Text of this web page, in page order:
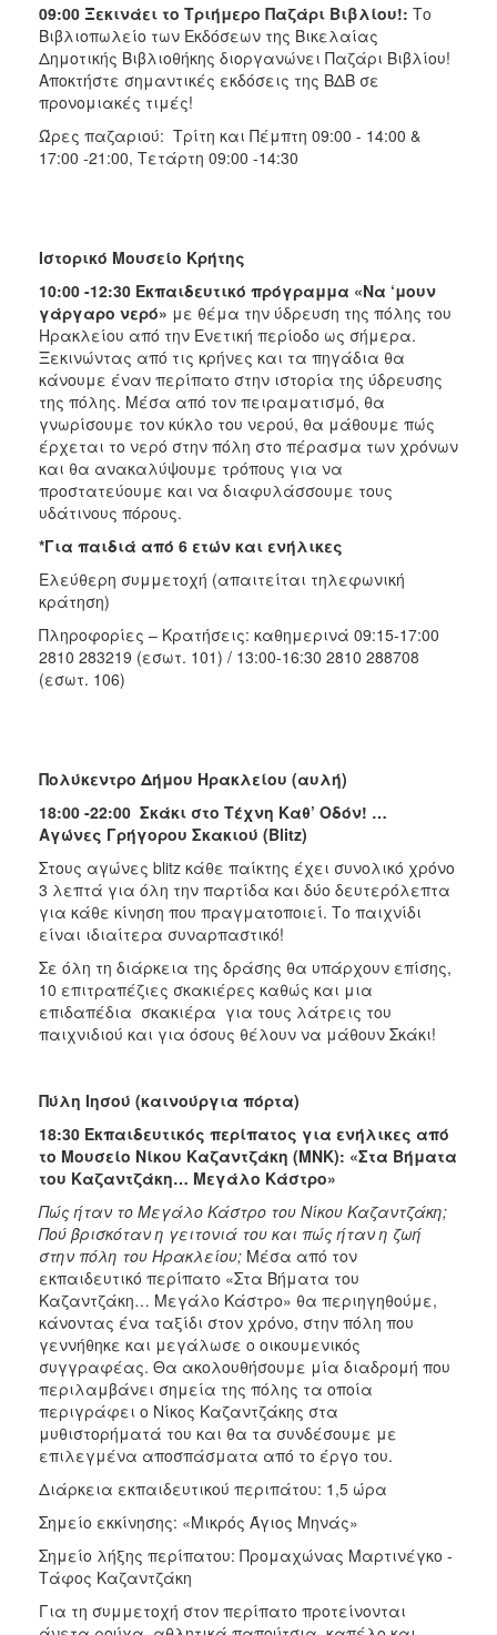
09:00 Ξεκινάει το Τριήμερο Παζάρι Βιβλίου!: Το
Βιβλιοπωλείο των Εκδόσεων της Βικελαίας
Δημοτικής Βιβλιοθήκης διοργανώνει Παζάρι Βιβλίου!
Αποκτήστε σημαντικές εκδόσεις της ΒΔΒ σε
προνομιακές τιμές!
Ώρες παζαριού: Τρίτη και Πέμπτη 09:00 - 14:00 &
17:00 -21:00, Τετάρτη 09:00 -14:30
Ιστορικό Μουσείο Κρήτης
10:00 -12:30 Εκπαιδευτικό πρόγραμμα «Να ‘μουν
γάργαρο νερό» με θέμα την ύδρευση της πόλης του
Ηρακλείου από την Ενετική περίοδο ως σήμερα.
Ξεκινώντας από τις κρήνες και τα πηγάδια θα
κάνουμε έναν περίπατο στην ιστορία της ύδρευσης
της πόλης. Μέσα από τον πειραματισμό, θα
γνωρίσουμε τον κύκλο του νερού, θα μάθουμε πώς
έρχεται το νερό στην πόλη στο πέρασμα των χρόνων
και θα ανακαλύψουμε τρόπους για να
προστατεύουμε και να διαφυλάσσουμε τους
υδάτινους πόρους.
*Για παιδιά από 6 ετών και ενήλικες
Ελεύθερη συμμετοχή (απαιτείται τηλεφωνική
κράτηση)
Πληροφορίες – Κρατήσεις: καθημερινά 09:15-17:00
2810 283219 (εσωτ. 101) / 13:00-16:30 2810 288708
(εσωτ. 106)
Πολύκεντρο Δήμου Ηρακλείου (αυλή)
18:00 -22:00 Σκάκι στο Τέχνη Καθ’ Οδόν! …
Αγώνες Γρήγορου Σκακιού (Blitz)
Στους αγώνες blitz κάθε παίκτης έχει συνολικό χρόνο
3 λεπτά για όλη την παρτίδα και δύο δευτερόλεπτα
για κάθε κίνηση που πραγματοποιεί. Το παιχνίδι
είναι ιδιαίτερα συναρπαστικό!
Σε όλη τη διάρκεια της δράσης θα υπάρχουν επίσης,
10 επιτραπέζιες σκακιέρες καθώς και μια
επιδαπέδια σκακιέρα για τους λάτρεις του
παιχνιδιού και για όσους θέλουν να μάθουν Σκάκι!
Πύλη Ιησού (καινούργια πόρτα)
18:30 Εκπαιδευτικός περίπατος για ενήλικες από
το Μουσείο Νίκου Καζαντζάκη (ΜΝΚ): «Στα Βήματα
του Καζαντζάκη… Μεγάλο Κάστρο»
Πώς ήταν το Μεγάλο Κάστρο του Νίκου Καζαντζάκη;
Πού βρισκόταν η γειτονιά του και πώς ήταν η ζωή
στην πόλη του Ηρακλείου; Μέσα από τον
εκπαιδευτικό περίπατο «Στα Βήματα του
Καζαντζάκη… Μεγάλο Κάστρο» θα περιηγηθούμε,
κάνοντας ένα ταξίδι στον χρόνο, στην πόλη που
γεννήθηκε και μεγάλωσε ο οικουμενικός
συγγραφέας. Θα ακολουθήσουμε μία διαδρομή που
περιλαμβάνει σημεία της πόλης τα οποία
περιγράφει ο Νίκος Καζαντζάκης στα
μυθιστορήματά του και θα τα συνδέσουμε με
επιλεγμένα αποσπάσματα από το έργο του.
Διάρκεια εκπαιδευτικού περιπάτου: 1,5 ώρα
Σημείο εκκίνησης: «Μικρός Άγιος Μηνάς»
Σημείο λήξης περίπατου: Προμαχώνας Μαρτινέγκο -
Τάφος Καζαντζάκη
Για τη συμμετοχή στον περίπατο προτείνονται